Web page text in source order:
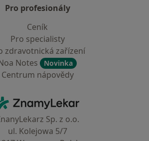
Pro profesionály
Ceník
Pro specialisty
zdravotnická zařízení
Notes
Novinka
Centrum nápovědy
ZnamyLekar - Hlavní stránka
Sp. z o.o.
ul. Kolejowa 5/7